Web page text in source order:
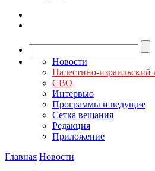
Новости
Палестино-израильский
СВО
Интервью
Программы и ведущие
Сетка вещания
Редакция
Приложение
Главная Новости